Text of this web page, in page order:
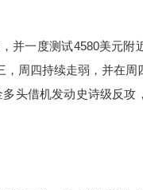
一度测试4580美元附
周四持续走弱，并在周
头借机发动史诗级反攻